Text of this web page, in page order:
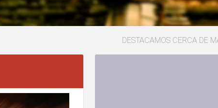
DESTACAMOS CERCA DE